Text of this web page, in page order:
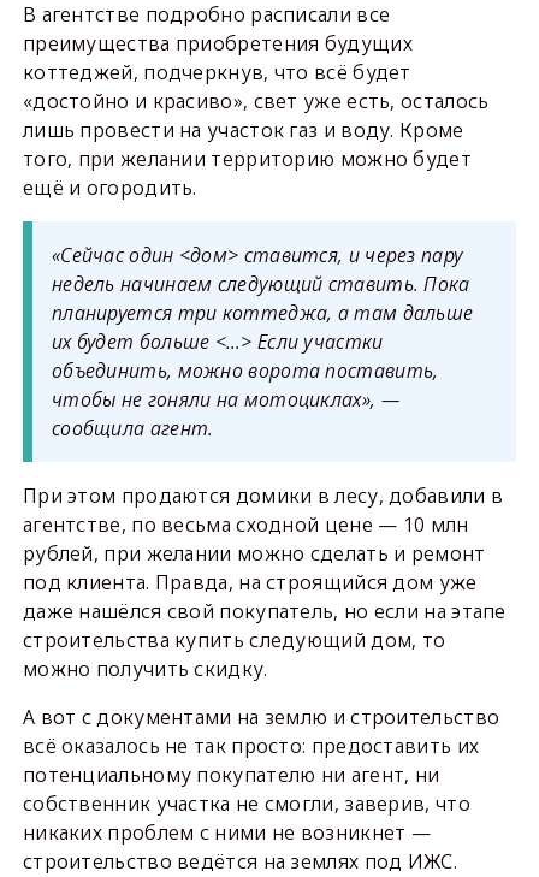
В агентстве подробно расписали все
преимущества приобретения будущих
коттеджей, подчеркнув, что всё будет
«достойно и красиво», свет уже есть, осталось
лишь провести на участок газ и воду. Кроме
того, при желании территорию можно будет
ещё и огородить.
«Сейчас один <дом> ставится, и через пару
недель начинаем следующий ставить. Пока
планируется три коттеджа, а там дальше
их будет больше <…> Если участки
объединить, можно ворота поставить,
чтобы не гоняли на мотоциклах», —
сообщила агент.
При этом продаются домики в лесу, добавили в
агентстве, по весьма сходной цене — 10 млн
рублей, при желании можно сделать и ремонт
под клиента. Правда, на строящийся дом уже
даже нашёлся свой покупатель, но если на этапе
строительства купить следующий дом, то
можно получить скидку.
А вот с документами на землю и строительство
всё оказалось не так просто: предоставить их
потенциальному покупателю ни агент, ни
собственник участка не смогли, заверив, что
никаких проблем с ними не возникнет —
строительство ведётся на землях под ИЖС.